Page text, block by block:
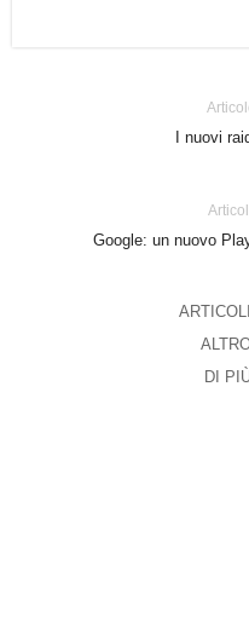
I nuovi
Google: un nuovo
DI